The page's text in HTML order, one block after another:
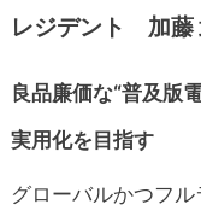
レジデント
加藤
良品廉価な“普及版
実用化を目指す
グローバルかつフル